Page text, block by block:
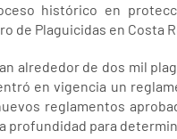
histórico en
de Plaguicidas en Costa
alrededor de dos mil
en vigencia un
reglamentos
profundidad para